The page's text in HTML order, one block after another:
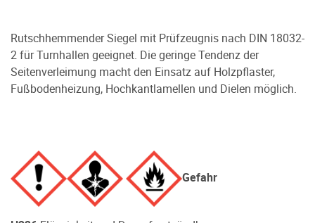
Rutschhemmender Siegel mit Prüfzeugnis nach DIN 18032-
2 für Turnhallen geeignet. Die geringe Tendenz der
Seitenverleimung macht den Einsatz auf Holzpflaster,
Fußbodenheizung, Hochkantlamellen und Dielen möglich.
Gefahr